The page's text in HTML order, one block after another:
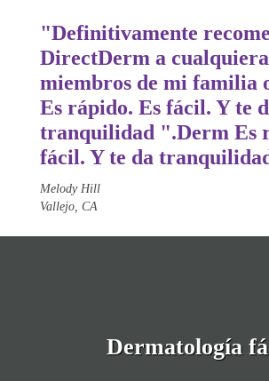
"Definitivamente
DirectDerm a
miembros de mi familia
Es rápido. Es fácil. Y te
tranquilidad ".Derm Es
fácil. Y te da
Melody Hill
Vallejo, CA
Dermatología